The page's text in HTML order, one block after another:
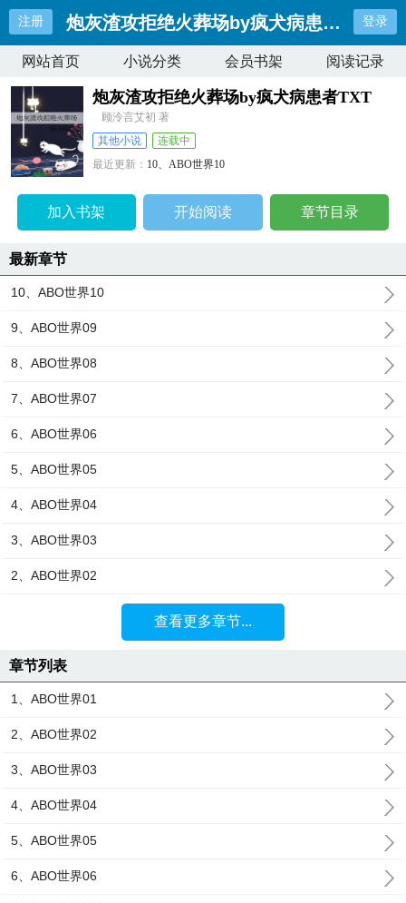
注册 炮灰渣攻拒绝火葬场by疯犬病患者TXT登录
网站首页 小说分类 会员书架 阅读记录
炮灰渣攻拒绝火葬场by疯犬病患者TXT
顾泠言艾初 著
其他小说
连载中
最近更新： 10、ABO世界10
加入书架 开始阅读 章节目录
最新章节
10、ABO世界10
9、ABO世界09
8、ABO世界08
7、ABO世界07
6、ABO世界06
5、ABO世界05
4、ABO世界04
3、ABO世界03
2、ABO世界02
查看更多章节...
章节列表
1、ABO世界01
2、ABO世界02
3、ABO世界03
4、ABO世界04
5、ABO世界05
6、ABO世界06